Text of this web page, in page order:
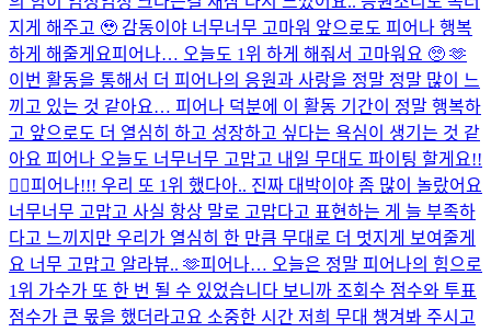
지게 해주고 🥹 감동이야 너무너무 고마워 앞으로도 피어나 행복
하게 해줄게요피어나… 오늘도 1위 하게 해줘서 고마워요 🥺 🫶
이번 활동을 통해서 더 피어나의 응원과 사랑을 정말 정말 많이 느
끼고 있는 것 같아요… 피어나 덕분에 이 활동 기간이 정말 행복하
고 앞으로도 더 열심히 하고 성장하고 싶다는 욕심이 생기는 것 같
아요 피어나 오늘도 너무너무 고맙고 내일 무대도 파이팅 할게요!!
❤️‍🔥피어나!!! 우리 또 1위 했다아.. 진짜 대박이야 좀 많이 놀랐어요
너무너무 고맙고 사실 항상 말로 고맙다고 표현하는 게 늘 부족하
다고 느끼지만 우리가 열심히 한 만큼 무대로 더 멋지게 보여줄게
요 너무 고맙고 알라뷰.. 🫶피어나… 오늘은 정말 피어나의 힘으로
1위 가수가 또 한 번 될 수 있었습니다 보니까 조회수 점수와 투표
점수가 큰 몫을 했더라고요 소중한 시간 저희 무대 챙겨봐 주시고